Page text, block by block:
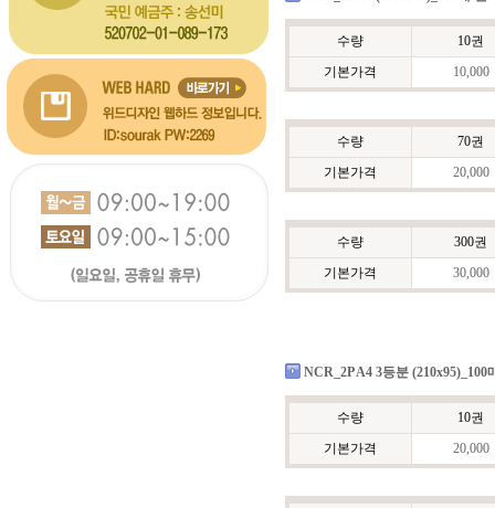
수량
10권
기본가격
10,000
수량
70권
기본가격
20,000
수량
300권
기본가격
30,000
NCR_2P A4 3등분 (210x95)_100
수량
10권
기본가격
20,000